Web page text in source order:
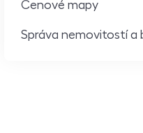
Cenové mapy
Správa nemovitostí a